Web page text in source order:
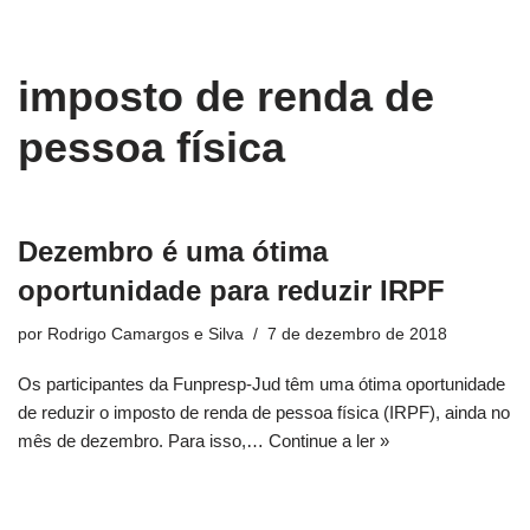
para
conteúdo
imposto de renda de
pessoa física
Dezembro é uma ótima
oportunidade para reduzir IRPF
por Rodrigo Camargos e Silva 7 de dezembro de 2018
Os participantes da Funpresp-Jud têm uma ótima oportunidade
de reduzir o imposto de renda de pessoa física (IRPF), ainda no
mês de dezembro. Para isso,… Continue a ler »